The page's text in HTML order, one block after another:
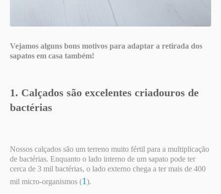
Vejamos alguns bons motivos para adaptar a retirada dos
sapatos em casa também!
1. Calçados são excelentes criadouros de
bactérias
Nossos calçados são um terreno muito fértil para a multiplicação
de bactérias. Enquanto o lado interno de um sapato pode ter
cerca de 3 mil bactérias, o lado externo chega a ter mais de 400
mil micro-organismos (1).